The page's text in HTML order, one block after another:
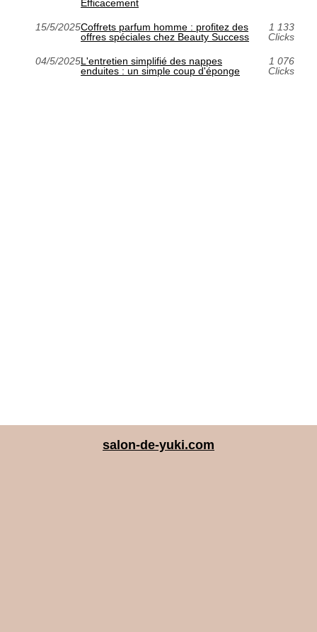
Efficacement
15/5/2025Coffrets parfum homme : profitez des
offres spéciales chez Beauty Success
1 133
Clicks
04/5/2025L'entretien simplifié des nappes
enduites : un simple coup d'éponge
1 076
Clicks
salon-de-yuki.com